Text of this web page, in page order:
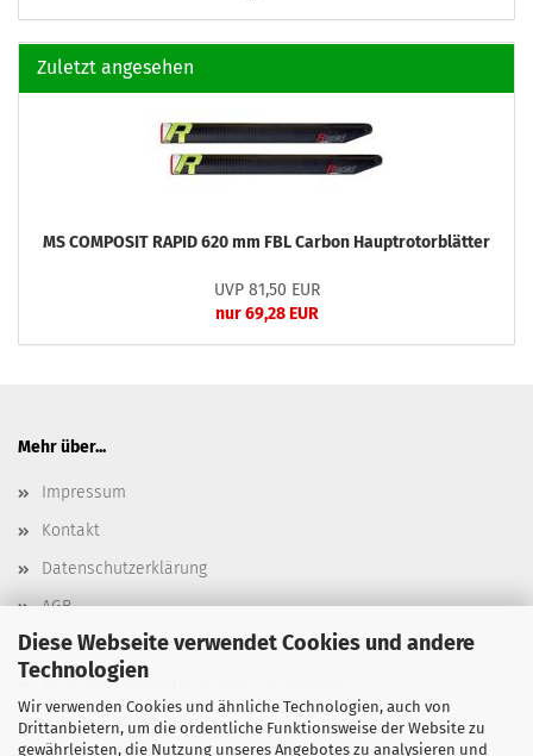
Diese Webseite verwendet Cookies und andere
Technologien
Wir verwenden Cookies und ähnliche Technologien, auch von
Drittanbietern, um die ordentliche Funktionsweise der Website zu
gewährleisten, die Nutzung unseres Angebotes zu analysieren und
Zuletzt angesehen
MS COMPOSIT RAPID 620 mm FBL Carbon Hauptrotorblätter
UVP 81,50 EUR
nur 69,28 EUR
Mehr über...
Impressum
Kontakt
Datenschutzerklärung
AGB
Versand- & Zahlungsbedingungen, Versandkosten
Widerrufsbelehrung & Widerrufsformular
Batterieentsorgung